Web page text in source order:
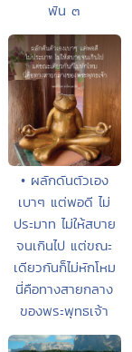
พัน ๓
• ผลักดันตัวเอง
เบาๆ แต่พอดี ไม่
ประมาท ไม่ให้สบาย
จนเกินไป แต่ขณะ
เดียวกันก็ไม่หักโหม
นี่คือทางสายกลาง
ของพระพุทธเจ้า